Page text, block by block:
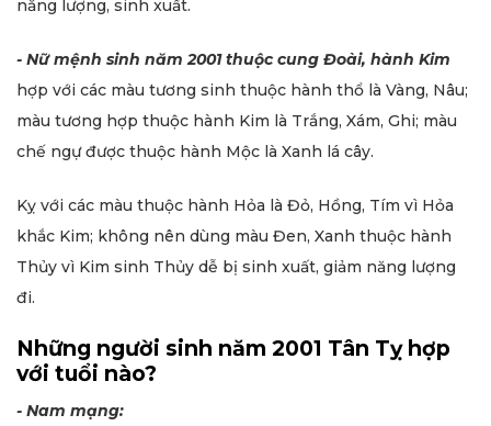
năng lượng, sinh xuất.
- Nữ mệnh sinh năm2001 thuộc cung Đoài, hành Kim
hợp với các màu tương sinh thuộc hành thổ là Vàng, Nâu;
màu tương hợp thuộc hành Kim là Trắng, Xám, Ghi; màu
chế ngự được thuộc hành Mộc là Xanh lá cây.
Kỵ với các màu thuộc hành Hỏa là Đỏ, Hồng, Tím vì Hỏa
khắc Kim; không nên dùng màu Đen, Xanh thuộc hành
Thủy vì Kim sinh Thủy dễ bị sinh xuất, giảm năng lượng
đi.
Những người sinh năm 2001 Tân Tỵ hợp
với tuổi nào?
- Nam mạng: